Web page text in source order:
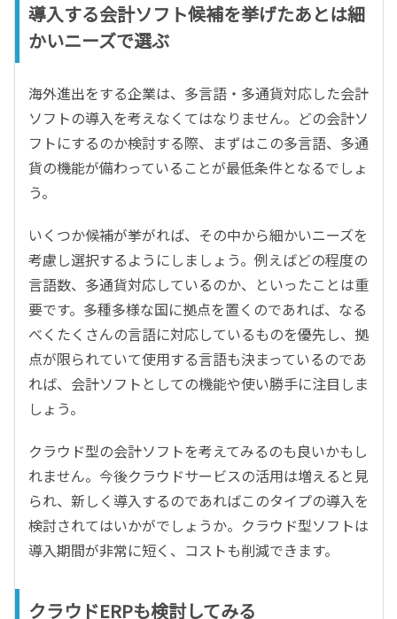
導入する会計ソフト候補を挙げたあとは細
かいニーズで選ぶ
海外進出をする企業は、多言語・多通貨対応した会計
ソフトの導入を考えなくてはなりません。どの会計ソ
フトにするのか検討する際、まずはこの多言語、多通
貨の機能が備わっていることが最低条件となるでしょ
う。
いくつか候補が挙がれば、その中から細かいニーズを
考慮し選択するようにしましょう。例えばどの程度の
言語数、多通貨対応しているのか、といったことは重
要です。多種多様な国に拠点を置くのであれば、なる
べくたくさんの言語に対応しているものを優先し、拠
点が限られていて使用する言語も決まっているのであ
れば、会計ソフトとしての機能や使い勝手に注目しま
しょう。
クラウド型の会計ソフトを考えてみるのも良いかもし
れません。今後クラウドサービスの活用は増えると見
られ、新しく導入するのであればこのタイプの導入を
検討されてはいかがでしょうか。クラウド型ソフトは
導入期間が非常に短く、コストも削減できます。
クラウドERPも検討してみる